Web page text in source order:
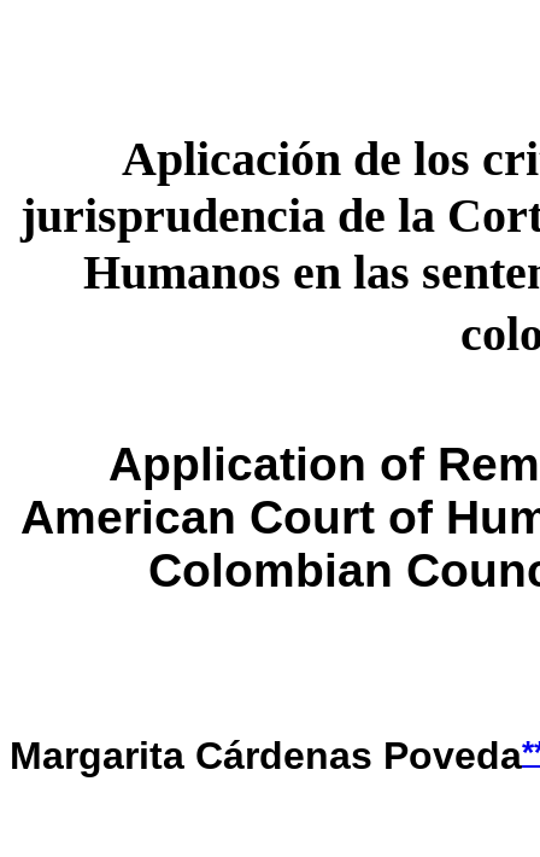
Aplicación de los
jurisprudencia de la
Humanos en las
Application of
American Court of
Colombian
Margarita Cárdenas Poveda